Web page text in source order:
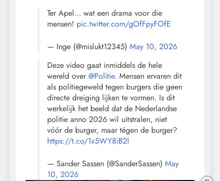
Ter Apel… wat een drama voor die
mensen! pic.twitter.com/gOfFpyFOfE
— Inge (@mislukt12345) May 10, 2026
Deze video gaat inmiddels de hele
wereld over @Politie. Mensen ervaren dit
als politiegeweld tegen burgers die geen
directe dreiging lijken te vormen. Is dit
werkelijk het beeld dat de Nederlandse
politie anno 2026 wil uitstralen, niet
vóór de burger, maar tégen de burger?
https://t.co/1x5WY8iB2l
— Sander Sassen (@SanderSassen) May
10, 2026